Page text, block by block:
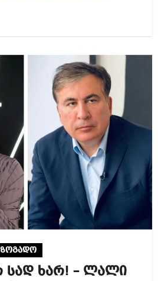
სად ხარ! – ლალი